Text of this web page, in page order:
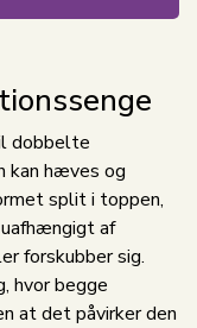
dobbelte
kan hæves og
split i toppen,
af
forskubber sig.
hvor begge
at det påvirker den